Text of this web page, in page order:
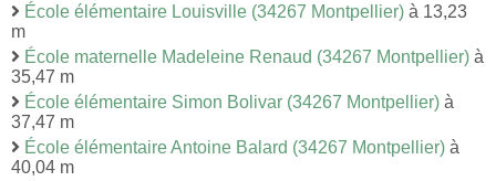
École élémentaire Louisville (34267 Montpellier) à 13,23
m
École maternelle Madeleine Renaud (34267 Montpellier) à
35,47 m
École élémentaire Simon Bolivar (34267 Montpellier) à
37,47 m
École élémentaire Antoine Balard (34267 Montpellier) à
40,04 m